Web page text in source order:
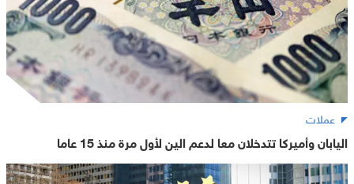
عملات
اليابان وأميركا تتدخلان معا لدعم الين لأول مرة منذ 15 عاما